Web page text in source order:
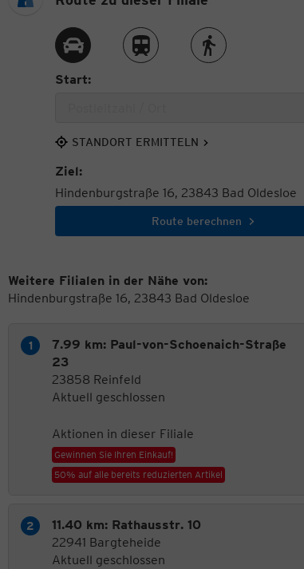
Route per AutoRoute per ZugRoute zu Fuß
Start:
STANDORT ERMITTELN
Ziel:
Hindenburgstraße 16, 23843 Bad Oldesloe
Route berechnen
Weitere Filialen in der Nähe von:
Hindenburgstraße 16, 23843 Bad Oldesloe
7.99 km: Paul-von-Schoenaich-Straße
23
23858 Reinfeld
Aktuell geschlossen
Aktionen in dieser Filiale
Gewinnen Sie Ihren Einkauf!
50% auf alle bereits reduzierten Artikel
11.40 km: Rathausstr. 10
22941 Bargteheide
Aktuell geschlossen